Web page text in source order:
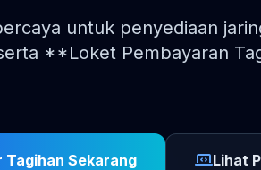
untuk penyediaan
**Loket Pembayaran
Tagihan Sekarang Lihat